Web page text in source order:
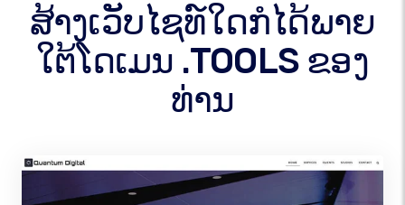
ສ້າງເວັບໄຊທ໌ໃດກໍໄດ້ພາຍ
ໃຕ້ໂດເມນ .TOOLS ຂອງ
ທ່ານ